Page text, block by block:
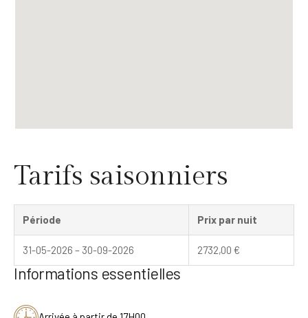
Tarifs saisonniers
Période Prix par nuit
31-05-2026 – 30-09-2026 2732,00 €
Informations essentielles